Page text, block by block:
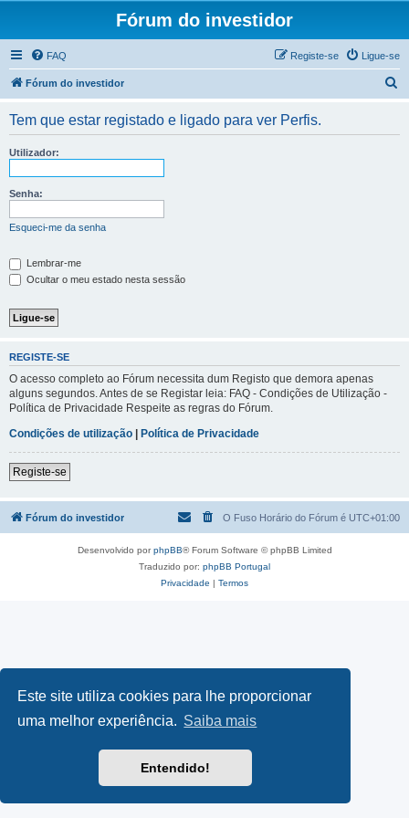
Este site utiliza cookies para lhe proporcionar
uma melhor experiência. Saiba mais
Entendido!
Fórum do investidor
FAQ Ligue-se
Registe-se
Fórum do investidor
Tem que estar registado e ligado para ver Perfis.
Utilizador:
Senha:
Esqueci-me da senha
Lembrar-me
Ocultar o meu estado nesta sessão
REGISTE-SE
O acesso completo ao Fórum necessita dum Registo que demora apenas
alguns segundos. Antes de se Registar leia: FAQ - Condições de Utilização -
Política de Privacidade Respeite as regras do Fórum.
Condições de utilização | Política de Privacidade
Registe-se
Fórum do investidor O Fuso Horário do Fórum é UTC+01:00
Desenvolvido porphpBB® Forum Software © phpBB Limited
Traduzido por: phpBB Portugal
Privacidade | Termos